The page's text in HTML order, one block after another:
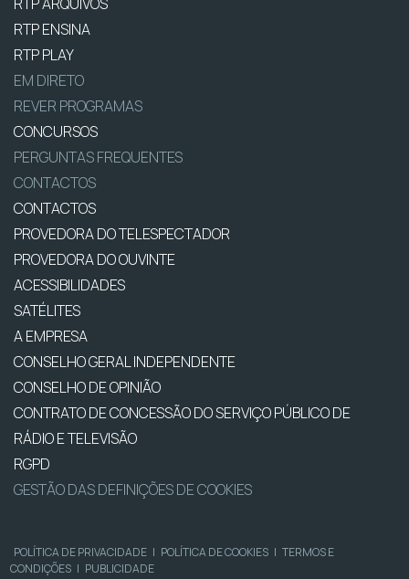
RTP ENSINA
RTP PLAY
EM DIRETO
REVER PROGRAMAS
CONCURSOS
PERGUNTAS FREQUENTES
CONTACTOS
CONTACTOS
PROVEDORA DO TELESPECTADOR
PROVEDORA DO OUVINTE
ACESSIBILIDADES
SATÉLITES
A EMPRESA
CONSELHO GERAL INDEPENDENTE
CONSELHO DE OPINIÃO
CONTRATO DE CONCESSÃO DO SERVIÇO PÚBLICO DE
RÁDIO E TELEVISÃO
RGPD
GESTÃO DAS DEFINIÇÕES DE COOKIES
POLÍTICA DE PRIVACIDADE | POLÍTICA DE COOKIES | TERMOS E
CONDIÇÕES | PUBLICIDADE